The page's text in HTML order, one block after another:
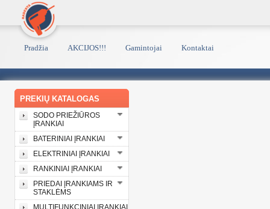
Pradžia AKCIJOS!!! Gamintojai Kontaktai
PREKIŲ KATALOGAS
SODO PRIEŽIŪROS
ĮRANKIAI
BATERINIAI ĮRANKIAI
ELEKTRINIAI ĮRANKIAI
RANKINIAI ĮRANKIAI
PRIEDAI ĮRANKIAMS IR
STAKLĖMS
MULTIFUNKCINIAI ĮRANKIAI